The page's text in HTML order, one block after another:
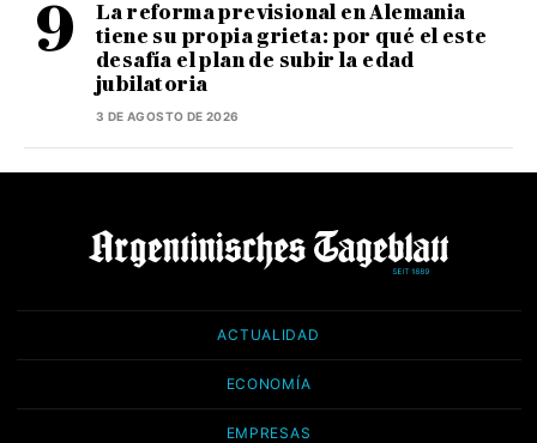
La reforma previsional en Alemania
tiene su propia grieta: por qué el este
desafía el plan de subir la edad
jubilatoria
3 DE AGOSTO DE 2026
ACTUALIDAD
ECONOMÍA
EMPRESAS